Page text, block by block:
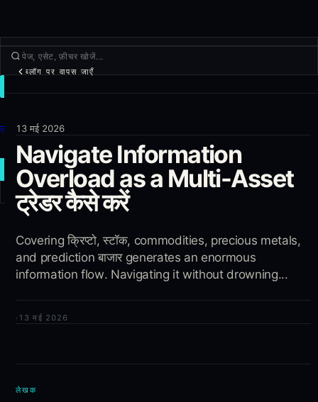
उत्पाद
और
नया ट्रेड
लॉग इन साइन अप
ब्लॉग पर वापस जाएँ
13 मई 2026
Navigate Information
Overload as a Multi-Asset
ट्रेडर कैसे करें
Covering क्रिप्टो, स्टॉक, commodities, precious metals,
and prediction बाजार generates an enormous
information flow. Navigating it without drowning...
· 13 मई 2026
लेखक